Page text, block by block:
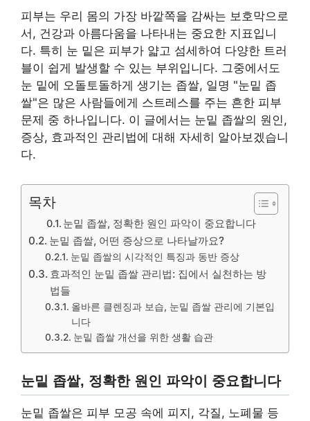
피부는 우리 몸의 가장 바깥쪽을 감싸는 보호막으로
서, 건강과 아름다움을 나타내는 중요한 지표입니
다. 특히 눈 밑은 피부가 얇고 섬세하여 다양한 트러
블이 쉽게 발생할 수 있는 부위입니다. 그중에서도
눈 밑에 오돌토돌하게 생기는 좁쌀, 일명 "눈밑 좁
쌀"은 많은 사람들에게 스트레스를 주는 흔한 피부
문제 중 하나입니다. 이 글에서는 눈밑 좁쌀의 원인,
증상, 효과적인 관리법에 대해 자세히 알아보겠습니
다.
목차
눈밑 좁쌀, 정확한 원인 파악이 중요합니다
눈밑 좁쌀, 어떤 증상으로 나타날까요?
눈밑 좁쌀의 시각적인 특징과 동반 증상
효과적인 눈밑 좁쌀 관리법: 집에서 실천하는 방
법들
올바른 클렌징과 보습, 눈밑 좁쌀 관리에 기본입
니다
눈밑 좁쌀 개선을 위한 생활 습관
눈밑 좁쌀, 정확한 원인 파악이 중요합니다
눈밑 좁쌀은 피부 모공 속에 피지, 각질, 노폐물 등